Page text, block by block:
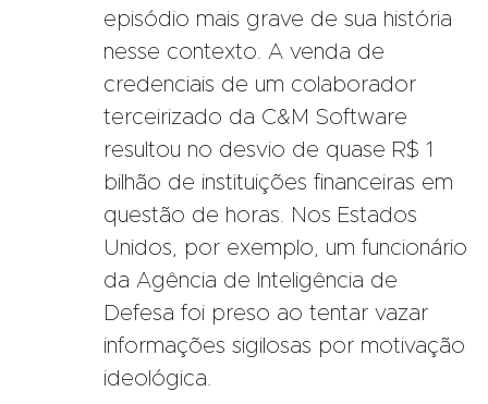
episódio mais grave de sua história
nesse contexto. A venda de
credenciais de um colaborador
terceirizado da C&M Software
resultou no desvio de quase R$ 1
bilhão de instituições financeiras em
questão de horas. Nos Estados
Unidos, por exemplo, um funcionário
da Agência de Inteligência de
Defesa foi preso ao tentar vazar
informações sigilosas por motivação
ideológica.